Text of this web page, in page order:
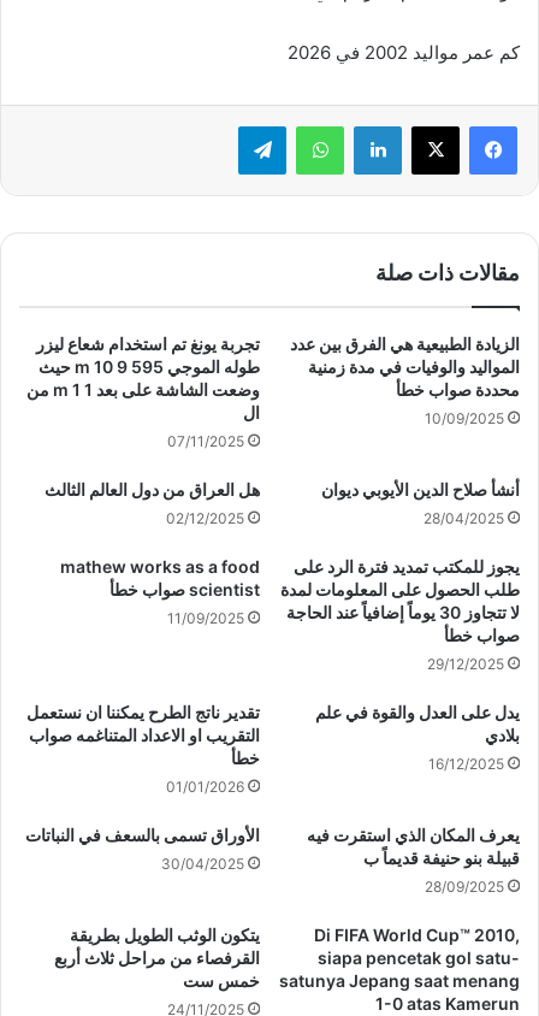
كم عمر مواليد 2002 في 2026
لينكدإن واتساب تيلقرام
مقالات ذات صلة
الزيادة الطبيعية هي الفرق بين عدد
المواليد والوفيات في مدة زمنية
محددة صواب خطأ
10/09/2025
تجربة يونغ تم استخدام شعاع ليزر
طوله الموجي m 10 9 595 حيث
وضعت الشاشة على بعد m 1 1 من
ال
07/11/2025
أنشأ صلاح الدين الأيوبي ديوان
28/04/2025
هل العراق من دول العالم الثالث
02/12/2025
يجوز للمكتب تمديد فترة الرد على
طلب الحصول على المعلومات لمدة
لا تتجاوز 30 يوماً إضافياً عند الحاجة
صواب خطأ
29/12/2025
mathew works as a food
scientist صواب خطأ
11/09/2025
يدل على العدل والقوة في علم
بلادي
16/12/2025
تقدير ناتج الطرح يمكننا ان نستعمل
التقريب او الاعداد المتناغمه صواب
خطأ
01/01/2026
يعرف المكان الذي استقرت فيه
قبيلة بنو حنيفة قديماً ب
28/09/2025
الأوراق تسمى بالسعف في النباتات
30/04/2025
Di FIFA World Cup™ 2010,
siapa pencetak gol satu-
satunya Jepang saat menang
1-0 atas Kamerun
يتكون الوثب الطويل بطريقة
القرفصاء من مراحل ثلاث أربع
خمس ست
24/11/2025